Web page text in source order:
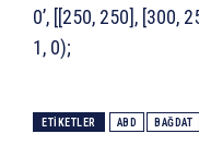
0’, [[250, 250], [300,
1, 0);
ETIKETLER ABD BAĞDAT